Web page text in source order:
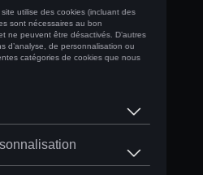
ET
: LA
CUPRA
LT PADEL